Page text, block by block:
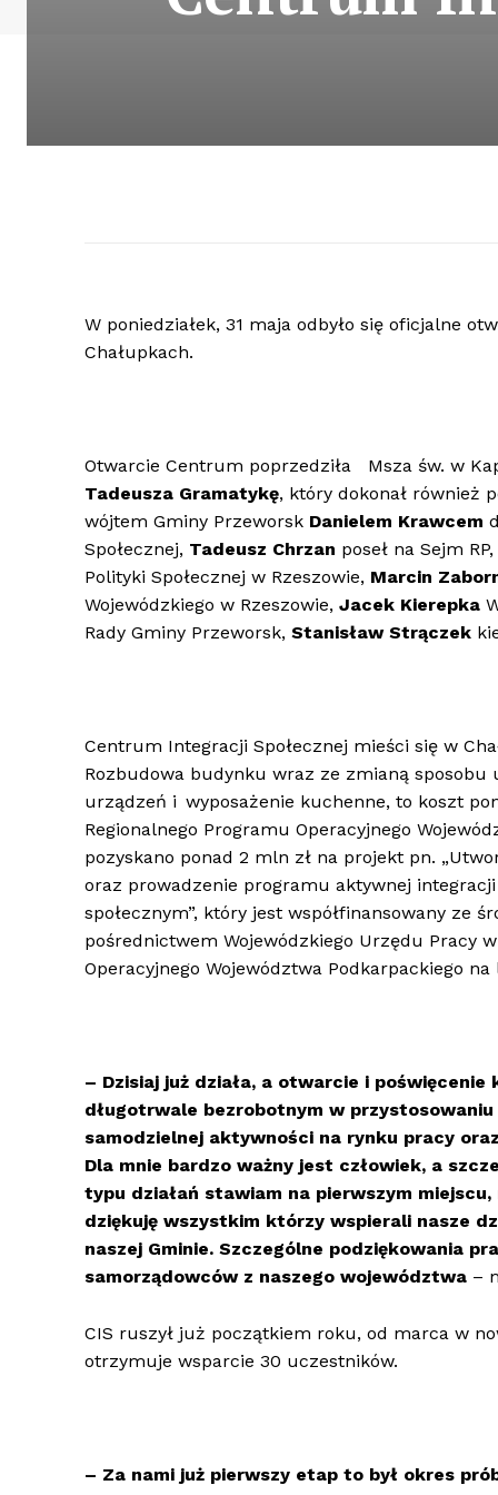
W poniedziałek, 31 maja odbyło się oficjalne
Chałupkach.
Otwarcie Centrum poprzedziła Msza św. w
Tadeusza Gramatykę, który dokonał również
wójtem Gminy Przeworsk Danielem Krawcem
Społecznej, Tadeusz Chrzan poseł na Sejm RP,
Polityki Społecznej w Rzeszowie, Marcin
Wojewódzkiego w Rzeszowie, Jacek Kierepka
Rady Gminy Przeworsk, Stanisław Strączek
Centrum Integracji Społecznej mieści się w
Rozbudowa budynku wraz ze zmianą
urządzeń i wyposażenie kuchenne, to koszt
Regionalnego Programu Operacyjnego
pozyskano ponad 2 mln zł na projekt pn.
oraz prowadzenie programu aktywnej
społecznym”, który jest współfinansowany ze
pośrednictwem Wojewódzkiego Urzędu Pracy
Operacyjnego Województwa Podkarpackiego na
– Dzisiaj już działa, a otwarcie i
długotrwale bezrobotnym w
samodzielnej aktywności na rynku pracy
Dla mnie bardzo ważny jest człowiek, a
typu działań stawiam na pierwszym
dziękuję wszystkim którzy wspierali nasze
naszej Gminie. Szczególne podziękowania
samorządowców z naszego województwa –
CIS ruszył już początkiem roku, od marca w
otrzymuje wsparcie 30 uczestników.
– Za nami już pierwszy etap to był okres